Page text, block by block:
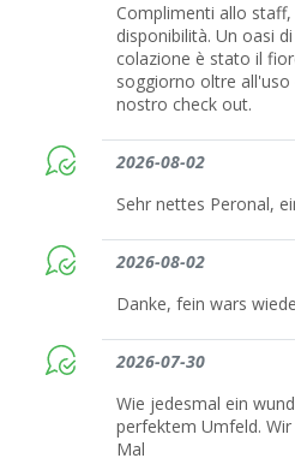
Complimenti allo
disponibilità. Un oasi
colazione è stato il
soggiorno oltre all'uso
nostro check out.
2026-08-02
Sehr nettes Peronal,
2026-08-02
Danke, fein wars
2026-07-30
Wie jedesmal ein
perfektem Umfeld.
Mal